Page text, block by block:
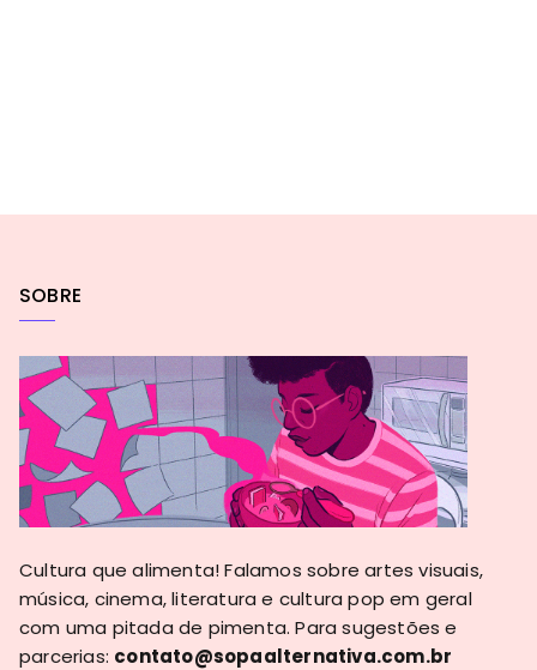
SOBRE
Cultura que alimenta! Falamos sobre artes visuais,
música, cinema, literatura e cultura pop em geral
com uma pitada de pimenta. Para sugestões e
parcerias: contato@sopaalternativa.com.br